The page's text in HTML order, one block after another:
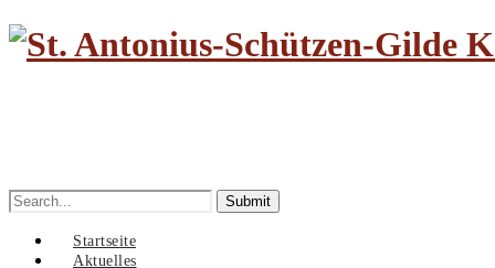
Search
for:
Startseite
Aktuelles